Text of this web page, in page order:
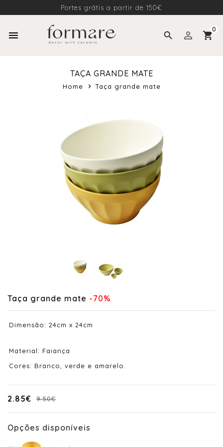
Portes grátis a partir de 150€
search perm_identity shopping_cart
0
menu
TAÇA GRANDE MATE
Home Taça grande mate
Taça grande mate -70%
Dimensão: 24cm x 24cm
Material: Faiança
Cores: Branco, verde e amarelo.
2.85€ 9.50€
Opções disponíveis